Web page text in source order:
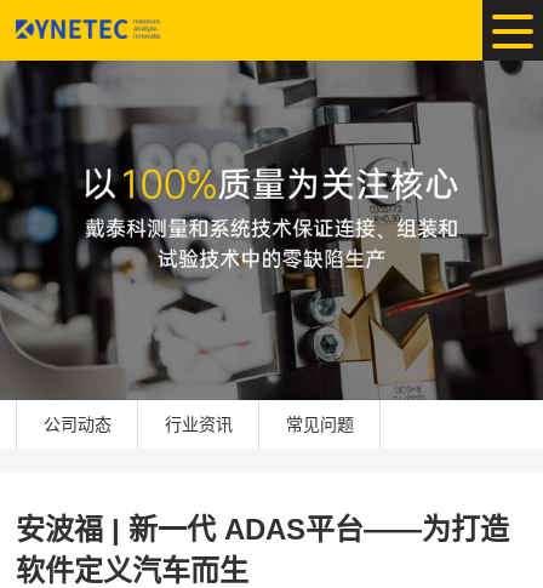
公司动态 行业资讯 常见问题
安波福 | 新一代 ADAS平台——为打造
软件定义汽车而生